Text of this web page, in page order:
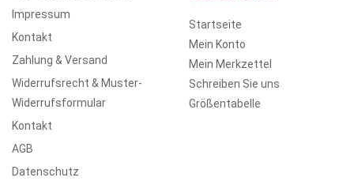
Impressum
Kontakt
Zahlung & Versand
Widerrufsrecht & Muster-
Widerrufsformular
Kontakt
AGB
Datenschutz
Startseite
Mein Konto
Mein Merkzettel
Schreiben Sie uns
Größentabelle